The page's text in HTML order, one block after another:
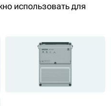
использовать для